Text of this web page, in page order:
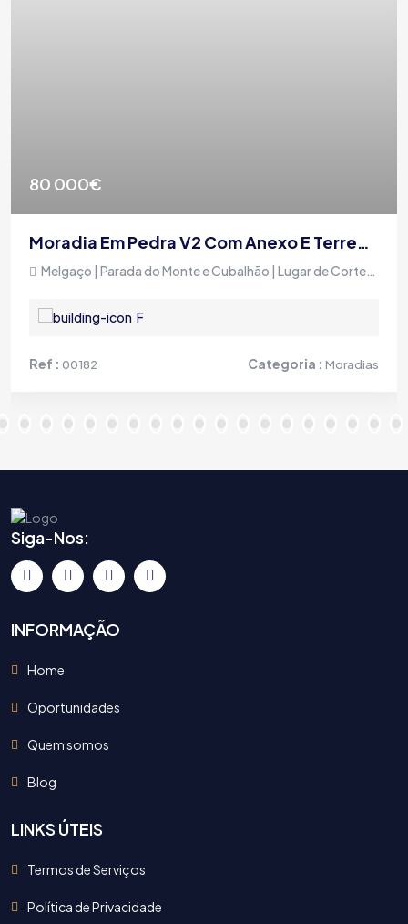
80 000€
Moradia Em Pedra V2 Com Anexo E Terreno, Em Zona Tranquila
Melgaço | Parada do Monte e Cubalhão | Lugar de Cortegada
F
Ref : 00182 Categoria : Moradias
Siga-Nos:
INFORMAÇÃO
Home
Oportunidades
Quem somos
Blog
LINKS ÚTEIS
Termos de Serviços
Política de Privacidade